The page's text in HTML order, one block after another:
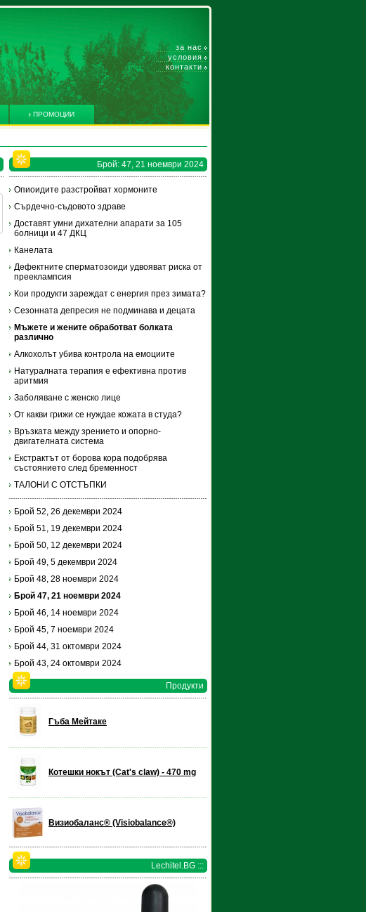
за нас
условия
контакти
ПРОМОЦИИ
Брой: 47, 21 ноември 2024
Опиоидите разстройват хормоните
Сърдечно-съдовото здраве
Доставят умни дихателни апарати за 105
болници и 47 ДКЦ
Канелата
Дефектните сперматозоиди удвояват риска от
прееклампсия
Кои продукти зареждат с енергия през зимата?
Сезонната депресия не подминава и децата
Мъжете и жените обработват болката
различно
Алкохолът убива контрола на емоциите
Натуралната терапия е ефективна против
аритмия
Заболяване с женско лице
От какви грижи се нуждае кожата в студа?
Връзката между зрението и опорно-
двигателната система
Екстрактът от борова кора подобрява
състоянието след бременност
ТАЛОНИ С ОТСТЪПКИ
Брой 52, 26 декември 2024
Брой 51, 19 декември 2024
Брой 50, 12 декември 2024
Брой 49, 5 декември 2024
Брой 48, 28 ноември 2024
Брой 47, 21 ноември 2024
Брой 46, 14 ноември 2024
Брой 45, 7 ноември 2024
Брой 44, 31 октомври 2024
Брой 43, 24 октомври 2024
Продукти
Гъба Мейтаке
Котешки нокът (Cat's claw) - 470 mg
Визиобаланс® (Visiobalance®)
Lechitel.BG :::